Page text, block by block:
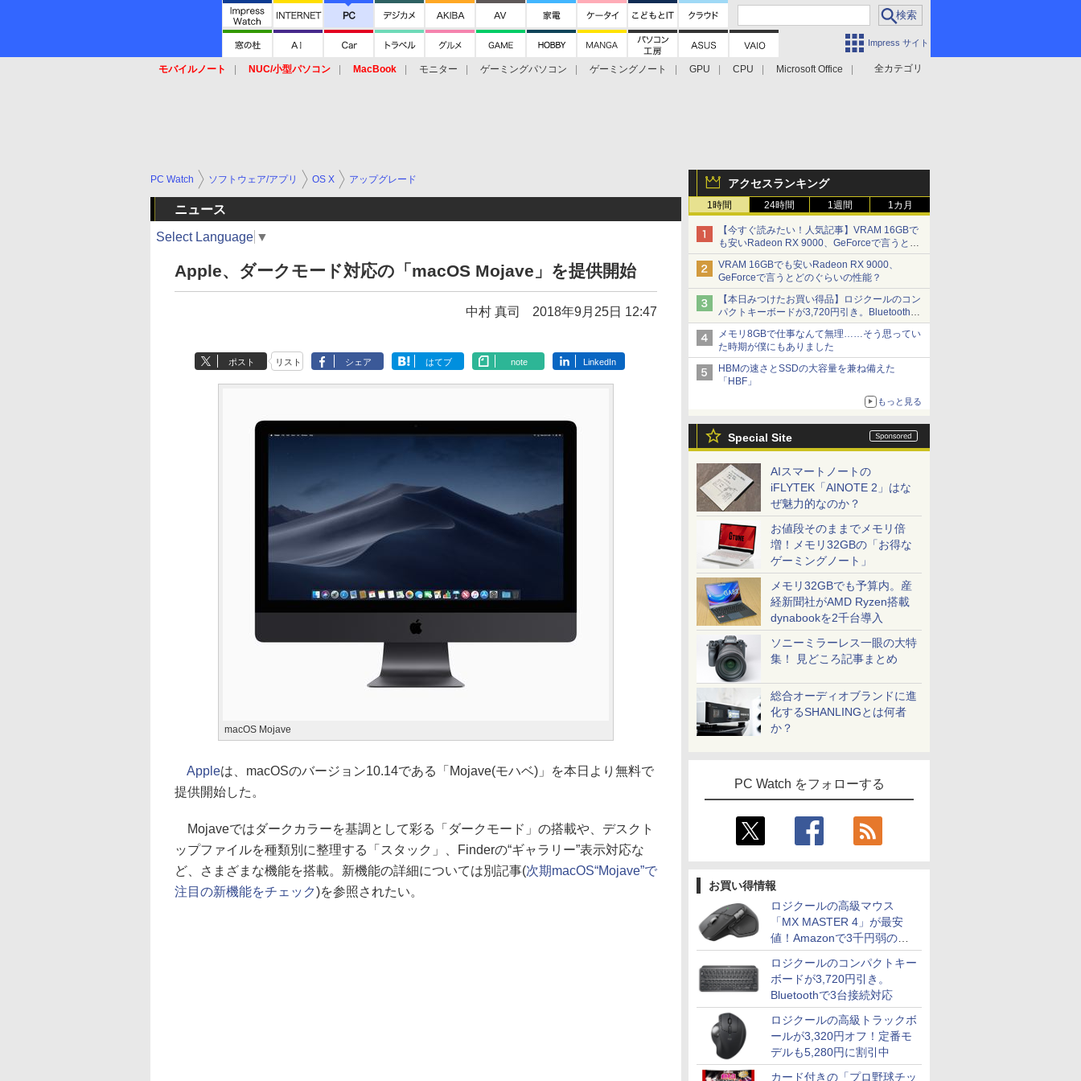
Impress サイト
全カテゴリ
モバイルノート NUC/小型パソコン MacBook モニター ゲーミングパソコン ゲーミングノート GPU CPU
Microsoft Office
アクセスランキング
1時間 24時間 1週間 1カ月
【今すぐ読みたい！人気記事】VRAM 16GBで
も安いRadeon RX 9000、GeForceで言うとど
のぐらいの性能？ - PC Watch
VRAM 16GBでも安いRadeon RX 9000、
GeForceで言うとどのぐらいの性能？
【本日みつけたお買い得品】ロジクールのコン
パクトキーボードが3,720円引き。Bluetoothで3
台接続対応
メモリ8GBで仕事なんて無理……そう思ってい
た時期が僕にもありました
HBMの速さとSSDの大容量を兼ね備えた
「HBF」
もっと見る
Special Site
AIスマートノートの
iFLYTEK「AINOTE 2」はな
ぜ魅力的なのか？
お値段そのままでメモリ倍
増！メモリ32GBの「お得な
ゲーミングノート」
メモリ32GBでも予算内。産
経新聞社がAMD Ryzen搭載
dynabookを2千台導入
ソニーミラーレス一眼の大特
集！ 見どころ記事まとめ
総合オーディオブランドに進
化するSHANLINGとは何者
か？
PC Watch をフォローする
お買い得情報
ロジクールの高級マウス
「MX MASTER 4」が最安
値！Amazonで3千円弱の割
引
ロジクールのコンパクトキー
ボードが3,720円引き。
Bluetoothで3台接続対応
ロジクールの高級トラックボ
ールが3,320円オフ！定番モ
デルも5,280円に割引中
カード付きの「プロ野球チッ
PC Watch ソフトウェア/アプリ OS X アップグレード
ニュース
Select Language ▼
Apple、ダークモード対応の「macOS Mojave」を提供開始
中村 真司 2018年9月25日 12:47
ポスト リスト シェア はてブ note LinkedIn
macOS Mojave
Appleは、macOSのバージョン10.14である「Mojave(モハベ)」を本日より無料で
提供開始した。
Mojaveではダークカラーを基調として彩る「ダークモード」の搭載や、デスクト
ップファイルを種類別に整理する「スタック」、Finderの“ギャラリー”表示対応な
ど、さまざまな機能を搭載。新機能の詳細については別記事(次期macOS“Mojave”で
注目の新機能をチェック)を参照されたい。